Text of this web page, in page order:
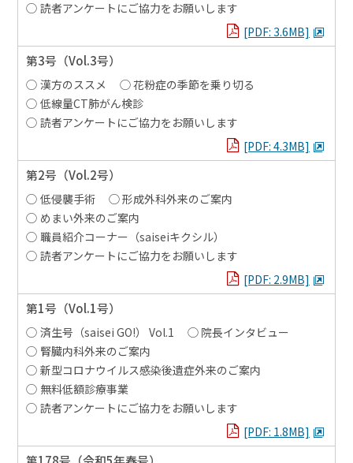
読者アンケートにご協力をお願いします
PDFを見る
[PDF: 3.6MB]
第3号 （Vol.3号）
漢方のススメ
花粉症の季節を乗り切る
低線量CT肺がん検診
読者アンケートにご協力をお願いします
PDFを見る
[PDF: 4.3MB]
第2号 （Vol.2号）
低侵襲手術
形成外科外来のご案内
めまい外来のご案内
職員紹介コーナー（saiseiキクシル）
読者アンケートにご協力をお願いします
PDFを見る
[PDF: 2.9MB]
第1号 （Vol.1号）
済生号（saisei GO!） Vol.1
院長インタビュー
腎臓内科外来のご案内
新型コロナウイルス感染後遺症外来のご案内
無料低額診療事業
読者アンケートにご協力をお願いします
PDFを見る
[PDF: 1.8MB]